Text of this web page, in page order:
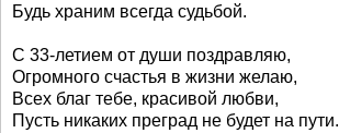
Будь храним всегда судьбой.
С 33-летием от души поздравляю,
Огромного счастья в жизни желаю,
Всех благ тебе, красивой любви,
Пусть никаких преград не будет на пути.